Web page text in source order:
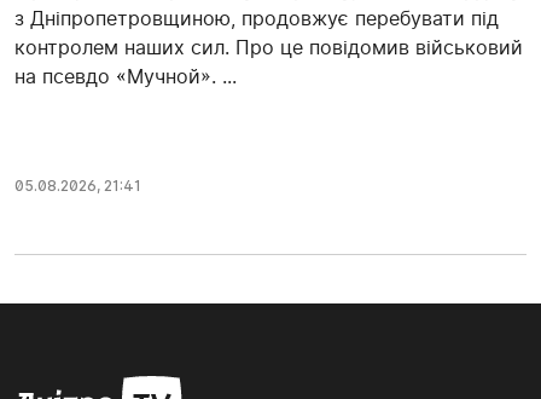
з Дніпропетровщиною, продовжує перебувати під
контролем наших сил. Про це повідомив військовий
на псевдо «Мучной». ...
05.08.2026, 21:41